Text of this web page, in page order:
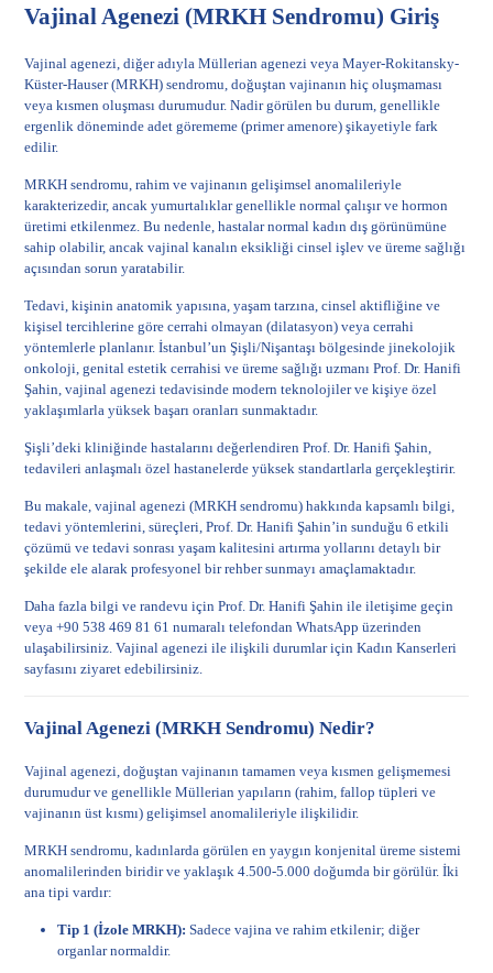
Vajinal Agenezi (MRKH Sendromu) Giriş
Vajinal agenezi, diğer adıyla Müllerian agenezi veya Mayer-Rokitansky-
Küster-Hauser (MRKH) sendromu, doğuştan vajinanın hiç oluşmaması
veya kısmen oluşması durumudur. Nadir görülen bu durum, genellikle
ergenlik döneminde adet görememe (primer amenore) şikayetiyle fark
edilir.
MRKH sendromu, rahim ve vajinanın gelişimsel anomalileriyle
karakterizedir, ancak yumurtalıklar genellikle normal çalışır ve hormon
üretimi etkilenmez. Bu nedenle, hastalar normal kadın dış görünümüne
sahip olabilir, ancak vajinal kanalın eksikliği cinsel işlev ve üreme sağlığı
açısından sorun yaratabilir.
Tedavi, kişinin anatomik yapısına, yaşam tarzına, cinsel aktifliğine ve
kişisel tercihlerine göre cerrahi olmayan (dilatasyon) veya cerrahi
yöntemlerle planlanır. İstanbul’un Şişli/Nişantaşı bölgesinde jinekolojik
onkoloji, genital estetik cerrahisi ve üreme sağlığı uzmanı Prof. Dr. Hanifi
Şahin, vajinal agenezi tedavisinde modern teknolojiler ve kişiye özel
yaklaşımlarla yüksek başarı oranları sunmaktadır.
Şişli’deki kliniğinde hastalarını değerlendiren Prof. Dr. Hanifi Şahin,
tedavileri anlaşmalı özel hastanelerde yüksek standartlarla gerçekleştirir.
Bu makale, vajinal agenezi (MRKH sendromu) hakkında kapsamlı bilgi,
tedavi yöntemlerini, süreçleri, Prof. Dr. Hanifi Şahin’in sunduğu 6 etkili
çözümü ve tedavi sonrası yaşam kalitesini artırma yollarını detaylı bir
şekilde ele alarak profesyonel bir rehber sunmayı amaçlamaktadır.
Daha fazla bilgi ve randevu içinProf. Dr. Hanifi Şahin ile iletişime geçin
veya +90 538 469 81 61 numaralı telefondan WhatsApp üzerinden
ulaşabilirsiniz. Vajinal agenezi ile ilişkili durumlar içinKadın Kanserleri
sayfasını ziyaret edebilirsiniz.
Vajinal Agenezi (MRKH Sendromu) Nedir?
Vajinal agenezi, doğuştan vajinanın tamamen veya kısmen gelişmemesi
durumudur ve genellikle Müllerian yapıların (rahim, fallop tüpleri ve
vajinanın üst kısmı) gelişimsel anomalileriyle ilişkilidir.
MRKH sendromu, kadınlarda görülen en yaygın konjenital üreme sistemi
anomalilerinden biridir ve yaklaşık 4.500-5.000 doğumda bir görülür. İki
ana tipi vardır:
Tip 1 (İzole MRKH): Sadece vajina ve rahim etkilenir; diğer
organlar normaldir.